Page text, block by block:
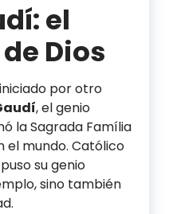
el
Dios
por otro
, el genio
la Sagrada Família
el mundo. Católico
su genio
sino también